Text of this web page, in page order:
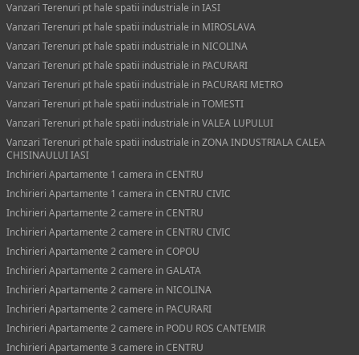
Vanzari Terenuri pt hale spatii industriale in IASI
Vanzari Terenuri pt hale spatii industriale in MIROSLAVA
Vanzari Terenuri pt hale spatii industriale in NICOLINA
Vanzari Terenuri pt hale spatii industriale in PACURARI
Vanzari Terenuri pt hale spatii industriale in PACURARI METRO
Vanzari Terenuri pt hale spatii industriale in TOMESTI
Vanzari Terenuri pt hale spatii industriale in VALEA LUPULUI
Vanzari Terenuri pt hale spatii industriale in ZONA INDUSTRIALA CALEA
CHISINAULUI IASI
Inchirieri Apartamente 1 camera in CENTRU
Inchirieri Apartamente 1 camera in CENTRU CIVIC
Inchirieri Apartamente 2 camere in CENTRU
Inchirieri Apartamente 2 camere in CENTRU CIVIC
Inchirieri Apartamente 2 camere in COPOU
Inchirieri Apartamente 2 camere in GALATA
Inchirieri Apartamente 2 camere in NICOLINA
Inchirieri Apartamente 2 camere in PACURARI
Inchirieri Apartamente 2 camere in PODU ROS CANTEMIR
Inchirieri Apartamente 3 camere in CENTRU